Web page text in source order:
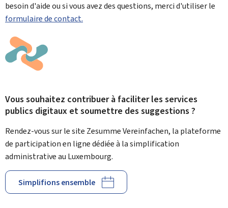
besoin d'aide ou si vous avez des questions, merci d'utiliser le
formulaire de contact.
Vous souhaitez contribuer à faciliter les services
publics digitaux et soumettre des suggestions ?
Rendez-vous sur le site Zesumme Vereinfachen, la plateforme
de participation en ligne dédiée à la simplification
administrative au Luxembourg.
Simplifions ensemble